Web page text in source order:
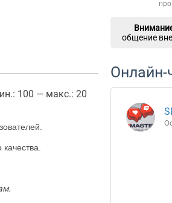
общение
100 — макс.: 20
Онлайн-